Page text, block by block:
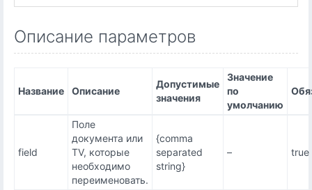
Описание параметров
Название Описание
Допустимые
значения
Значение
по
умолчанию
field
Поле
документа или
TV, которые
необходимо
переименовать.
{comma
separated
string}
– true